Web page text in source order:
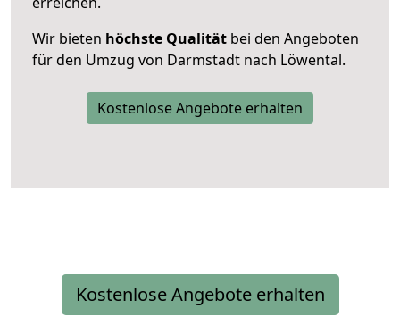
Wir bieten höchste Qualität bei den Angeboten
für den Umzug von Darmstadt nach Löwental.
Kostenlose Angebote erhalten
Kostenlose Angebote erhalten